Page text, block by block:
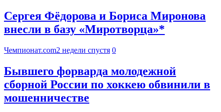
Сергея Фёдорова и Бориса Миронова
внесли в базу «Миротворца»*
Чемпионат.com2 недели спустя 0
Бывшего форварда молодежной
сборной России по хоккею обвинили в
мошенничестве